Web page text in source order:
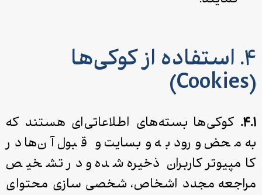
۴. استفاده از کوکی‌ها
(Cookies)
۴.۱. کوکی‌­ها بسته‌­های اطلاعاتی‌ای هستند که
به محض ورود به وب­سایت و قبول آن‌ها در
کامپیوتر کاربران ذخیره شده و در تشخیص
مراجعه مجدد اشخاص، شخصی ­سازی محتوای